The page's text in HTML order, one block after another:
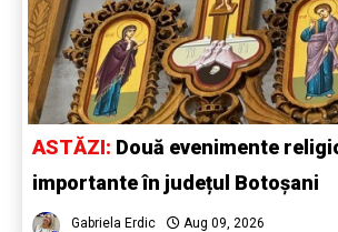
ASTĂZI: Două evenimente
importante în județul Botoșani
Gabriela Erdic Aug 09, 2026